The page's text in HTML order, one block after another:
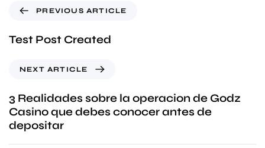
PREVIOUS ARTICLE
Test Post Created
NEXT ARTICLE
3 Realidades sobre la operacion de Godz
Casino que debes conocer antes de
depositar